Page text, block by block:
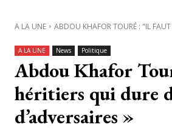
A LA UNE ABDOU KHAFOR TOURÉ : "IL FAUT
A LA UNE News Politique
Abdou Khafor
héritiers qui dure
d’adversaires »